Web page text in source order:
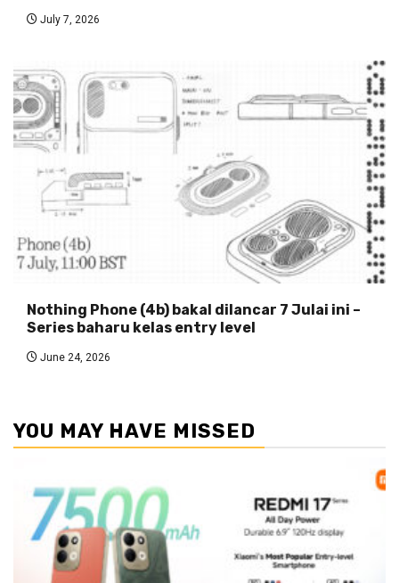
July 7, 2026
Nothing Phone (4b) bakal dilancar 7 Julai ini –
Series baharu kelas entry level
June 24, 2026
YOU MAY HAVE MISSED